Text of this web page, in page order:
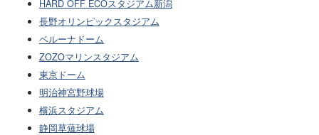
HARD OFF ECOスタジアム新潟
長野オリンピックスタジアム
ベルーナドーム
ZOZOマリンスタジアム
東京ドーム
明治神宮野球場
横浜スタジアム
静岡草薙球場